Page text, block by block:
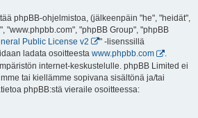
phpBB-ohjelmistoa, (jälkeenpäin "he", "heidät",
"www.phpbb.com", "phpBB Group", "phpBB
Public License v2
" -lisenssillä
ladata osoitteesta www.phpbb.com
.
internet-keskustelulle. phpBB Limited ei
tai kiellämme sopivana sisältönä ja/tai
phpBB:stä vieraile osoitteessa: